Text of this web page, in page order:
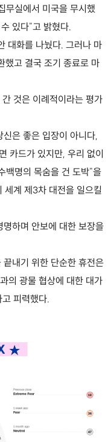
무실에서 미국을 무시했
있다"고 밝혔다.
대화를 나눴다. 그러나 마
했고 결국 조기 종료로 마
것은 이례적이라는 평가
은 좋은 입장이 아니다,
카드가 있지만, 우리 없이
백명의 목숨을 건 도박"을
세계 제3차 대전을 일으킬
하며 안보에 대한 보장을
내기 위한 단순한 휴전은
의 광물 협상에 대한 대가
피력했다.